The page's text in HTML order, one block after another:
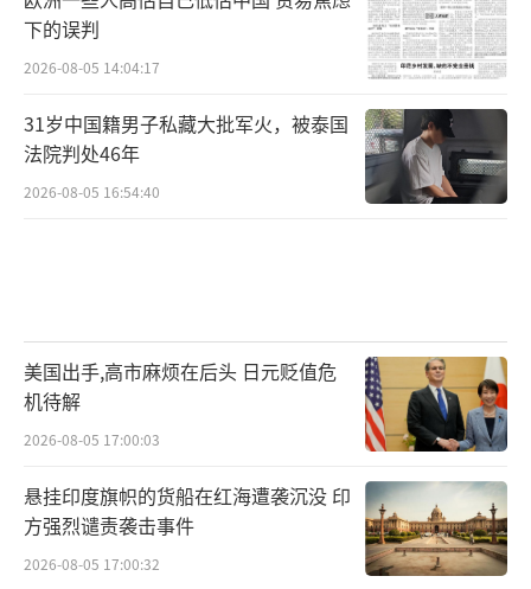
下的误判
2026-08-05 14:04:17
31岁中国籍男子私藏大批军火，被泰国
法院判处46年
2026-08-05 16:54:40
美国出手,高市麻烦在后头 日元贬值危
机待解
2026-08-05 17:00:03
悬挂印度旗帜的货船在红海遭袭沉没 印
方强烈谴责袭击事件
2026-08-05 17:00:32